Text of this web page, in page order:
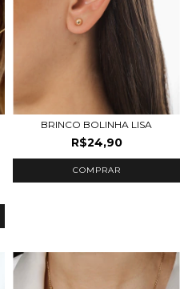
BRINCO BOLINHA LISA
R$24,90
COMPRAR